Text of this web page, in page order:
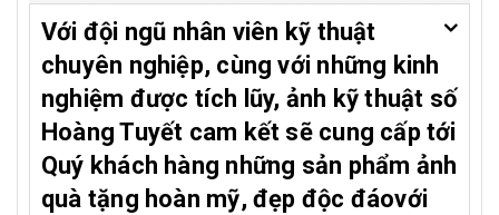
Với đội ngũ nhân viên kỹ thuật
chuyên nghiệp, cùng với những kinh
nghiệm được tích lũy, ảnh kỹ thuật số
Hoàng Tuyết cam kết sẽ cung cấp tới
Quý khách hàng những sản phẩm ảnh
quà tặng hoàn mỹ, đẹp độc đáovới